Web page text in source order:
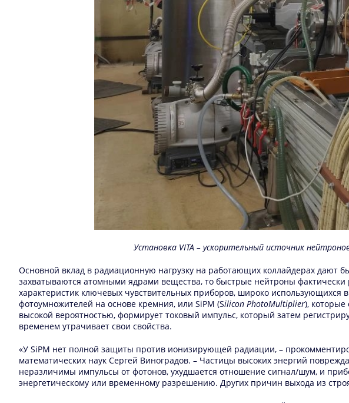
Установка VITA – ускорительный источник
Основной вклад в радиационную нагрузку на работающих коллайдерах дают
захватываются атомными ядрами вещества, то быстрые нейтроны
характеристик ключевых чувствительных приборов, широко использующихся
фотоумножителей на основе кремния, или SiPM (Silicon PhotoMultiplier),
высокой вероятностью, формирует токовый импульс, который затем
временем утрачивает свои свойства.
«У SiPM нет полной защиты против ионизирующей радиации, –
математических наук Сергей Виноградов. – Частицы высоких энергий
неразличимы импульсы от фотонов, ухудшается отношение сигнал/шум, и
энергетическому или временному разрешению. Других причин выхода из